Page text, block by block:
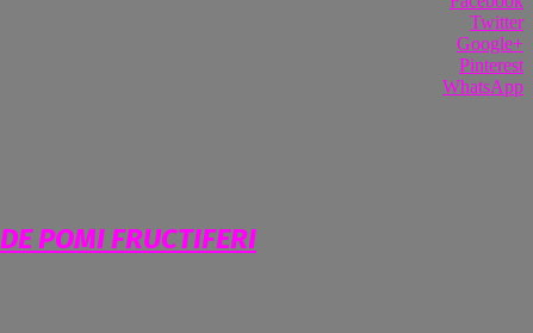
Twitter
Google+
Pinterest
WhatsApp
POMI FRUCTIFERI